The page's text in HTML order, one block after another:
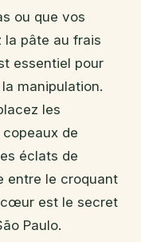
ou que vos
la pâte au frais
essentiel pour
manipulation.
les
de
éclats de
entre le croquant
cœur est le secret
Paulo.